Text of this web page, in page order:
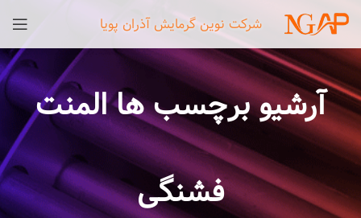
شرکت نوین گرمایش آذران پویا
آرشیو برچسب ها المنت
فشنگی